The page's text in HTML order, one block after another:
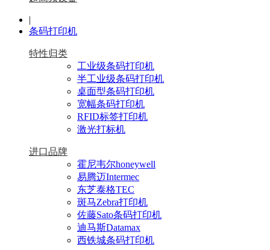
|
条码打印机
特性归类
工业级条码打印机
半工业级条码打印机
桌面型条码打印机
宽幅条码打印机
RFID标签打印机
激光打标机
进口品牌
霍尼韦尔honeywell
易腾迈Intermec
东芝泰格TEC
斑马Zebra打印机
佐藤Sato条码打印机
迪马斯Datamax
西铁城条码打印机